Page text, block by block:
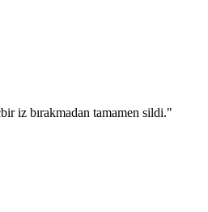
iz bırakmadan tamamen sildi."